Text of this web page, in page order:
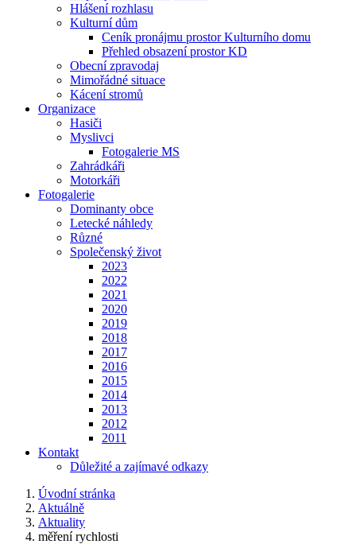
Hlášení rozhlasu
Kulturní dům
Ceník pronájmu prostor Kulturního domu
Přehled obsazení prostor KD
Obecní zpravodaj
Mimořádné situace
Kácení stromů
Organizace
Hasiči
Myslivci
Fotogalerie MS
Zahrádkáři
Motorkáři
Fotogalerie
Dominanty obce
Letecké náhledy
Různé
Společenský život
2023
2022
2021
2020
2019
2018
2017
2016
2015
2014
2013
2012
2011
Kontakt
Důležité a zajímavé odkazy
Úvodní stránka
Aktuálně
Aktuality
měření rychlosti